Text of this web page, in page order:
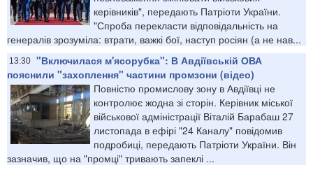
керівників", передають Патріоти України.
"Спроба перекласти відповідальність на
генералів зрозуміла: втрати, важкі бої, наступ росіян (а не нав...
13:30 "Включилася м'ясорубка": В Авдіївській ОВА
пояснили "захоплення" частини промзони (відео)
Повністю промислову зону в Авдіївці не
контролює жодна зі сторін. Керівник міської
військової адміністрації Віталій Барабаш 27
листопада в ефірі "24 Каналу" повідомив
подробиці, передають Патріоти України. Він
зазначив, що на "промці" тривають запеклі ...